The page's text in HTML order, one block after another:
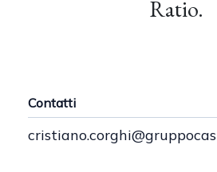
Ratio.
Contatti